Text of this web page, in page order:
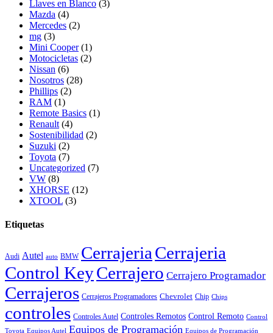
Llaves en Blanco (3)
Mazda (4)
Mercedes (2)
mg (3)
Mini Cooper (1)
Motocicletas (2)
Nissan (6)
Nosotros (28)
Phillips (2)
RAM (1)
Remote Basics (1)
Renault (4)
Sostenibilidad (2)
Suzuki (2)
Toyota (7)
Uncategorized (7)
VW (8)
XHORSE (12)
XTOOL (3)
Etiquetas
Audi Autel auto BMW Cerrajeria Cerrajeria
Control KeyCerrajero Cerrajero Programador
Cerrajeros Cerrajeros Programadores Chevrolet Chip Chips
controles Controles Autel Controles Remotos Control Remoto Control
Toyota Equipos Autel Equipos de Programación Equipos de Programación